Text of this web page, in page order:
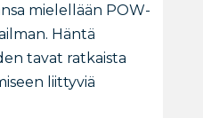
mielellään POW-
Häntä
tavat ratkaista
liittyviä